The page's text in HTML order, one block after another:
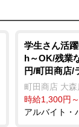
学生さん活
h～OK/残業
円/町田商店/
町田商店 大森
時給1,300円
アルバイト・